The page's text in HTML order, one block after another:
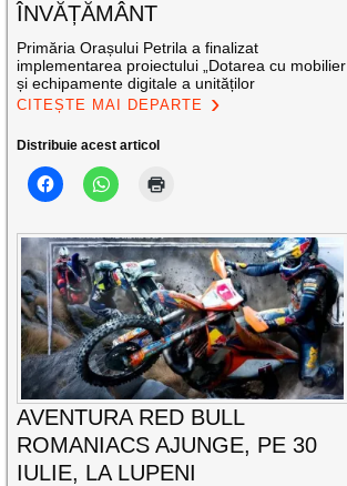
ÎNVĂȚĂMÂNT
Primăria Orașului Petrila a finalizat
implementarea proiectului „Dotarea cu mobilier
și echipamente digitale a unităților
CITEȘTE MAI DEPARTE
Distribuie acest articol
AVENTURA RED BULL
ROMANIACS AJUNGE, PE 30
IULIE, LA LUPENI